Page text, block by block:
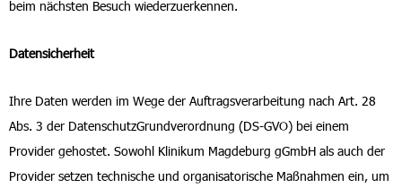
beim nächsten Besuch wiederzuerkennen.
Datensicherheit
Ihre Daten werden im Wege der Auftragsverarbeitung nach Art. 28
Abs. 3 der DatenschutzGrundverordnung (DS-GVO) bei einem
Provider gehostet. Sowohl Klinikum Magdeburg gGmbH als auch der
Provider setzen technische und organisatorische Maßnahmen ein, um